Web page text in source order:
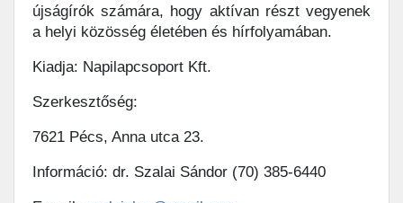
újságírók számára, hogy aktívan részt vegyenek
a helyi közösség életében és hírfolyamában.
Kiadja: Napilapcsoport Kft.
Szerkesztőség:
7621 Pécs, Anna utca 23.
Információ: dr. Szalai Sándor (70) 385-6440